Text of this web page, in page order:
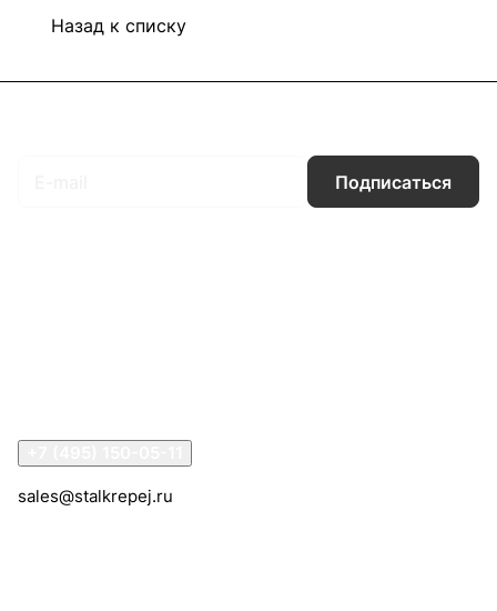
Назад к списку
Подписаться
sales@stalkrepej.ru